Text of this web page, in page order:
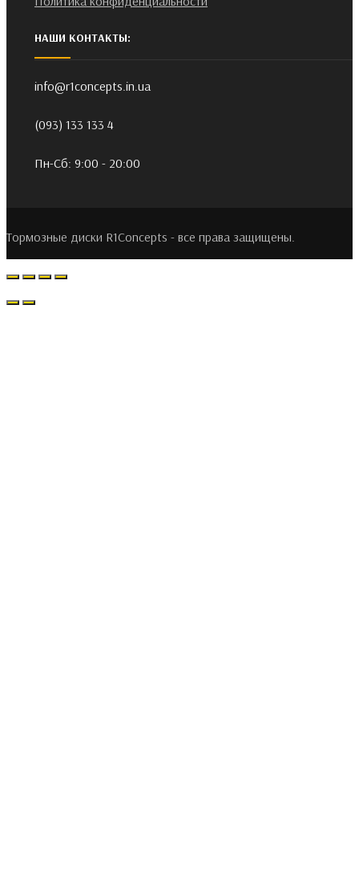
НАШИ КОНТАКТЫ:
info@r1concepts.in.ua
(093) 133 133 4
Пн-Сб: 9:00 - 20:00
Тормозные диски R1Concepts - все права защищены.